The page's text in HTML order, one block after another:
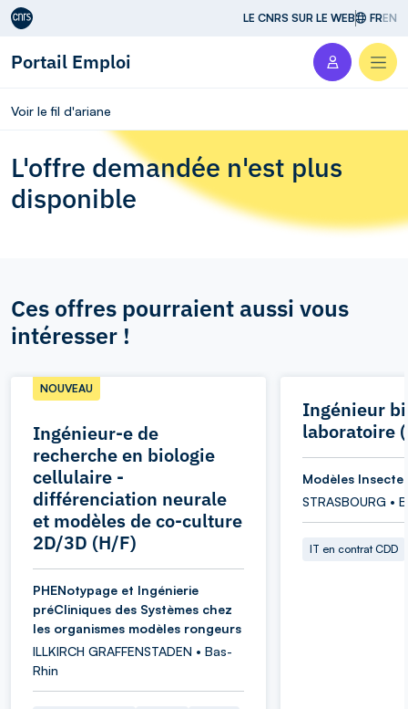
Aller au contenu LE CNRS SUR LE WEB FREN
Portail Emploi
Voir le fil d'ariane
L'offre demandée n'est plus
disponible
Ces offres pourraient aussi vous
intéresser !
Ingénieur-e de
recherche en biologie
cellulaire -
différenciation neurale
et modèles de co-culture
2D/3D (H/F)
NOUVEAU
PHENotypage et Ingénierie
préCliniques des Systèmes chez
les organismes modèles rongeurs
ILLKIRCH GRAFFENSTADEN • Bas-
Rhin
Ingénieur
laboratoire
Modèles
STRASBOURG •
IT en contrat CDD